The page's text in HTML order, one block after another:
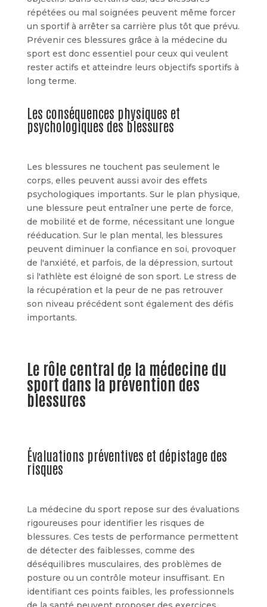
répétées ou mal soignées peuvent même forcer
un sportif à arrêter sa carrière plus tôt que prévu.
Prévenir ces blessures grâce à la médecine du
sport est donc essentiel pour ceux qui veulent
rester actifs et atteindre leurs objectifs sportifs à
long terme.
Les conséquences physiques et
psychologiques des blessures
Les blessures ne touchent pas seulement le
corps, elles peuvent aussi avoir des effets
psychologiques importants. Sur le plan physique,
une blessure peut entraîner une perte de force,
de mobilité et de forme, nécessitant une longue
rééducation. Sur le plan mental, les blessures
peuvent diminuer la confiance en soi, provoquer
de l'anxiété, et parfois, de la dépression, surtout
si l'athlète est éloigné de son sport. Le stress de
la récupération et la peur de ne pas retrouver
son niveau précédent sont également des défis
importants.
Le rôle central de la médecine du
sport dans la prévention des
blessures
Évaluations préventives et dépistage des
risques
La médecine du sport repose sur des évaluations
rigoureuses pour identifier les risques de
blessures. Ces tests de performance permettent
de détecter des faiblesses, comme des
déséquilibres musculaires, des problèmes de
posture ou un contrôle moteur insuffisant. En
identifiant ces points faibles, les professionnels